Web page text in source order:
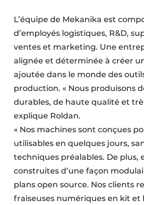
L’équipe de Mekanika est
d’employés logistiques, R&D,
ventes et marketing. Une
alignée et déterminée à créer
ajoutée dans le monde des
production. « Nous produisons
durables, de haute qualité et
explique Roldan.
« Nos machines sont conçues
utilisables en quelques jours,
techniques préalables. De plus,
construites d’une façon
plans open source. Nos clients
fraiseuses numériques en kit et